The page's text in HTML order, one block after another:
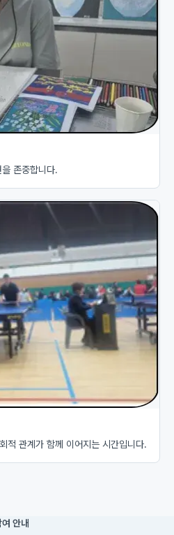
존중합니다.
적 관계가 함께 이어지는 시간입니다.
안내